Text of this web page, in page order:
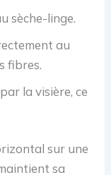
sèche-linge.
au
fibres.
la visière, ce
sur une
sa